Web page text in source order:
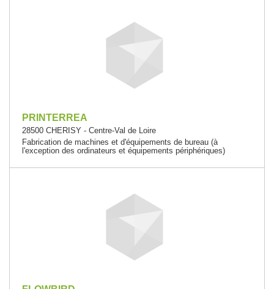
PRINTERREA
28500 CHERISY - Centre-Val de Loire
Fabrication de machines et d'équipements de bureau (à
l'exception des ordinateurs et équipements périphériques)